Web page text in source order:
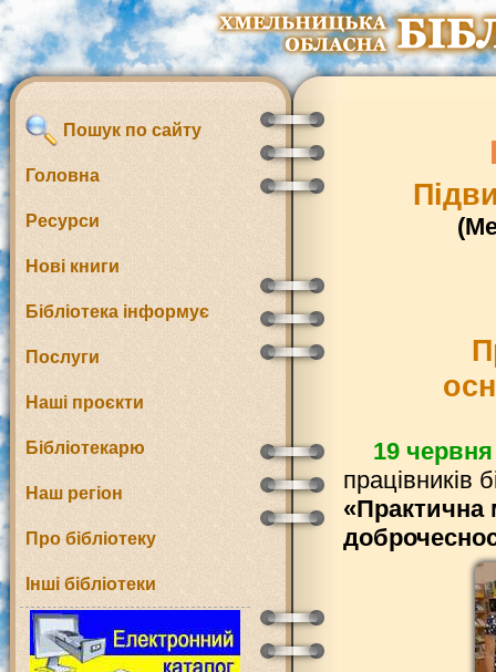
Пошук по сайту
Головна
Ресурси
Нові книги
Бібліотека інформує
Послуги
Наші проєкти
Бібліотекарю
Наш регіон
Про бібліотеку
Інші бібліотеки
19 червня
працівників
«Практична